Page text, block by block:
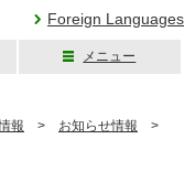
Foreign Languages
メニュー
報 > お知らせ情報 >